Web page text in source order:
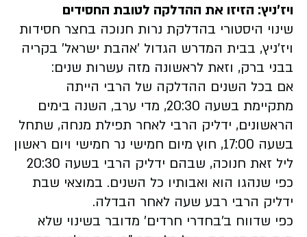
ויז'ניץ: הזיזו את ההדלקה לטובת החסידים
שינוי היסטורי בהדלקת נרות חנוכה בחצר חסידות
ויז'ניץ, בבית המדרש הגדול 'אהבת ישראל' בקריה
בבני ברק, וזאת לראשונה מזה עשרות שנים:
אם בכל השנים ההדלקה של הרבי הייתה
מתקיימת בשעה 20:30, מדי ערב, השנה בימים
הראשונים, ידליק הרבי לאחר תפילת מנחה, שתחל
בשעה 17:00, חוץ מיום חמישי נר חמישי ויום ראשון
ליל זאת חנוכה, שבהם ידליק הרבי בשעה 20:30
כפי שנהגו הוא ואבותיו כל השנים. במוצאי שבת
ידליק הרבי רבע שעה לאחר הבדלה.
כפי שדווח ב'בחדרי חרדים' מדובר בשינוי שלא